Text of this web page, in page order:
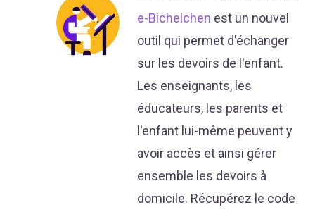
e-Bichelchen est un nouvel
outil qui permet d'échanger
sur les devoirs de l'enfant.
Les enseignants, les
éducateurs, les parents et
l'enfant lui-même peuvent y
avoir accès et ainsi gérer
ensemble les devoirs à
domicile. Récupérez le code